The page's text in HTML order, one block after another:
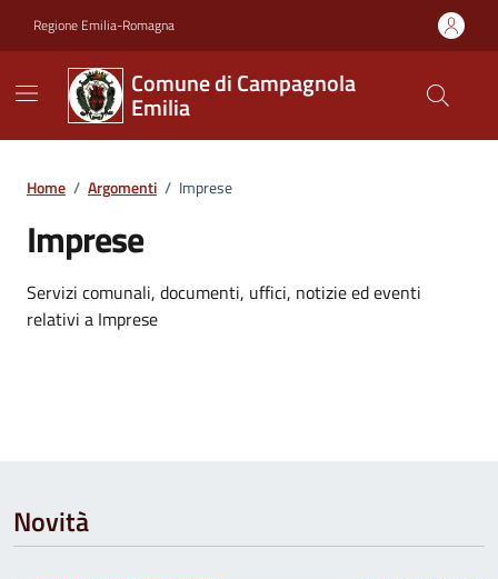
Regione Emilia-Romagna
Comune di Campagnola
Emilia
Home / Argomenti / Imprese
Imprese
Dettagli dell'argomento
Servizi comunali, documenti, uffici, notizie ed eventi
relativi a Imprese
Novità